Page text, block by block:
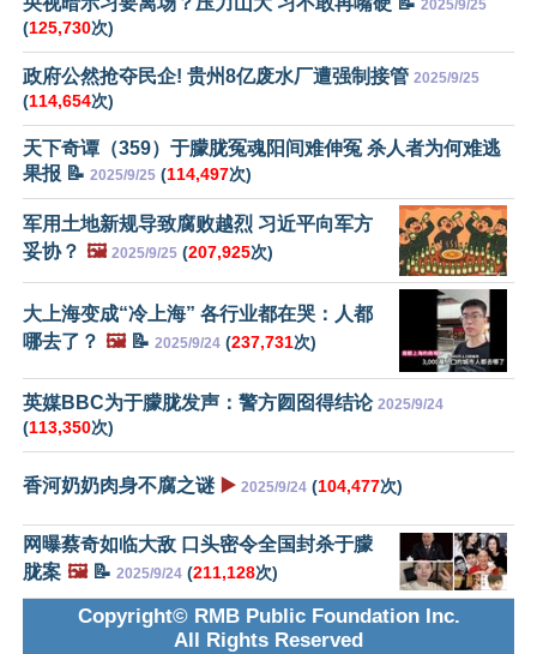
2025/9/25
(125,730次)
政府公然抢夺民企! 贵州8亿废水厂遭强制接管 2025/9/25
(114,654次)
天下奇谭（359）于朦胧冤魂阳间难伸冤 杀人者为何难逃
果报 📝 2025/9/25 (114,497次)
军用土地新规导致腐败越烈 习近平向军方
妥协？ 🖼️ 2025/9/25 (207,925次)
大上海变成“冷上海” 各行业都在哭：人都
哪去了？ 🖼️📝 2025/9/24 (237,731次)
英媒BBC为于朦胧发声：警方囫囵得结论 2025/9/24
(113,350次)
香河奶奶肉身不腐之谜 ▶️ 2025/9/24 (104,477次)
网曝蔡奇如临大敌 口头密令全国封杀于朦
胧案 🖼️📝 2025/9/24 (211,128次)
Copyright© RMB Public Foundation Inc.
All Rights Reserved